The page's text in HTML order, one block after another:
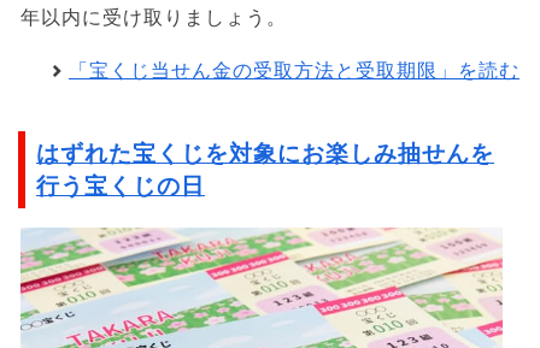
年以内に受け取りましょう。
「宝くじ当せん金の受取方法と受取期限」を読む
はずれた宝くじを対象にお楽しみ抽せんを
行う宝くじの日